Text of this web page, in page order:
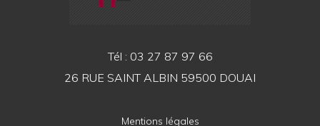
Tél : 03 27 87 97 66
26 RUE SAINT ALBIN 59500 DOUAI
Mentions légales